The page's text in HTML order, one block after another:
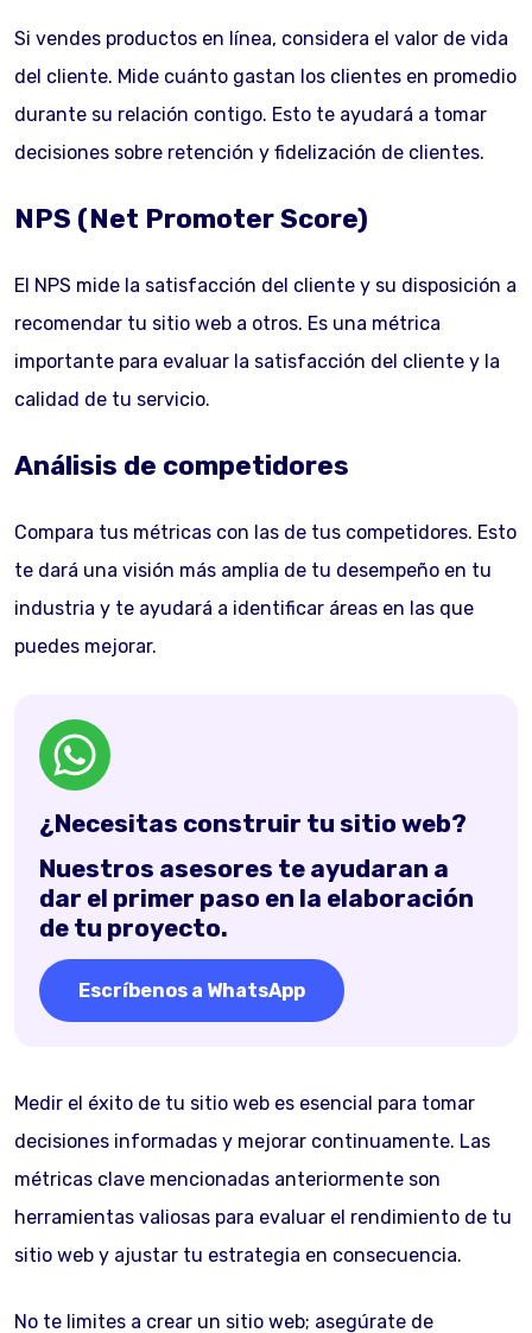
Si vendes productos en línea, considera el valor de vida
del cliente. Mide cuánto gastan los clientes en promedio
durante su relación contigo. Esto te ayudará a tomar
decisiones sobre retención y fidelización de clientes.
NPS (Net Promoter Score)
El NPS mide la satisfacción del cliente y su disposición a
recomendar tu sitio web a otros. Es una métrica
importante para evaluar la satisfacción del cliente y la
calidad de tu servicio.
Análisis de competidores
Compara tus métricas con las de tus competidores. Esto
te dará una visión más amplia de tu desempeño en tu
industria y te ayudará a identificar áreas en las que
puedes mejorar.
¿Necesitas construir tu sitio web?
Nuestros asesores te ayudaran a
dar el primer paso en la elaboración
de tu proyecto.
Escríbenos a WhatsApp
Medir el éxito de tu sitio web es esencial para tomar
decisiones informadas y mejorar continuamente. Las
métricas clave mencionadas anteriormente son
herramientas valiosas para evaluar el rendimiento de tu
sitio web y ajustar tu estrategia en consecuencia.
No te limites a crear un sitio web; asegúrate de